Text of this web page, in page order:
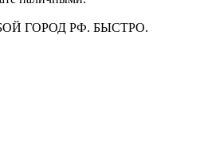
ГОРОД РФ. БЫСТРО.